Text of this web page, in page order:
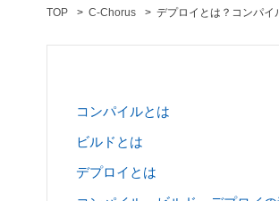
TOP C-Chorus デプロイとは？コンパイ
コンパイルとは
ビルドとは
デプロイとは